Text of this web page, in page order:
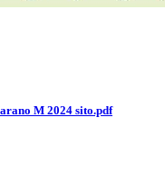
M 2024 sito.pdf